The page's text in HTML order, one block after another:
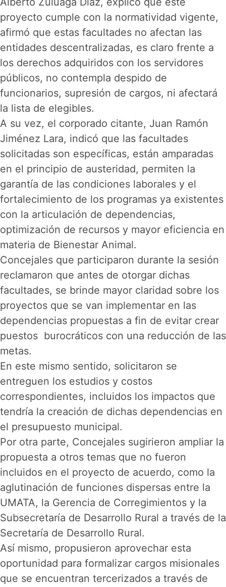
proyecto cumple con la normatividad vigente,
afirmó que estas facultades no afectan las
entidades descentralizadas, es claro frente a
los derechos adquiridos con los servidores
públicos, no contempla despido de
funcionarios, supresión de cargos, ni afectará
la lista de elegibles.
A su vez, el corporado citante, Juan Ramón
Jiménez Lara, indicó que las facultades
solicitadas son específicas, están amparadas
en el principio de austeridad, permiten la
garantía de las condiciones laborales y el
fortalecimiento de los programas ya existentes
con la articulación de dependencias,
optimización de recursos y mayor eficiencia en
materia de Bienestar Animal.
Concejales que participaron durante la sesión
reclamaron que antes de otorgar dichas
facultades, se brinde mayor claridad sobre los
proyectos que se van implementar en las
dependencias propuestas a fin de evitar crear
puestos burocráticos con una reducción de las
metas.
En este mismo sentido, solicitaron se
entreguen los estudios y costos
correspondientes, incluidos los impactos que
tendría la creación de dichas dependencias en
el presupuesto municipal.
Por otra parte, Concejales sugirieron ampliar la
propuesta a otros temas que no fueron
incluidos en el proyecto de acuerdo, como la
aglutinación de funciones dispersas entre la
UMATA, la Gerencia de Corregimientos y la
Subsecretaría de Desarrollo Rural a través de la
Secretaría de Desarrollo Rural.
Así mismo, propusieron aprovechar esta
oportunidad para formalizar cargos misionales
que se encuentran tercerizados a través de